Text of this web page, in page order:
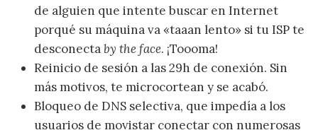
de alguien que intente buscar en Internet
porqué su máquina va «taaan lento» si tu ISP te
desconectaby the face. ¡Toooma!
Reinicio de sesión a las 29h de conexión. Sin
más motivos, te microcortean y se acabó.
Bloqueo de DNS selectiva, que impedía a los
usuarios de movistar conectar con numerosas